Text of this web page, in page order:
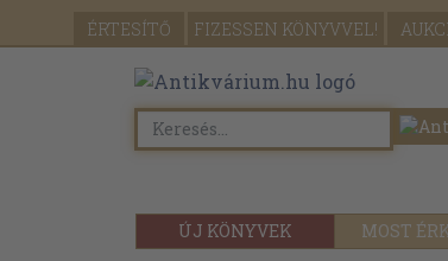
ÉRTESÍTŐ FIZESSEN KÖNYVVEL!
ÚJ KÖNYVEK MOST